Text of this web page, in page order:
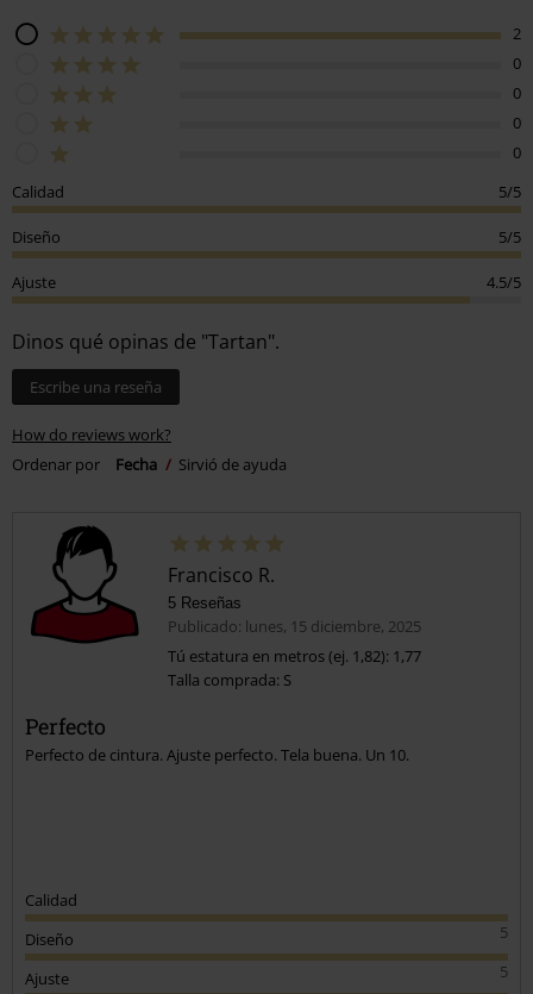
2
0
0
0
0
Calidad
5/5
Diseño 5/5
Ajuste 4.5/5
Dinos qué opinas de "Tartan".
Escribe una reseña
How do reviews work?
Ordenar por
Fecha Sirvió de ayuda
Francisco R.
5 Reseñas
Publicado: lunes, 15 diciembre, 2025
Tú estatura en metros (ej. 1,82): 1,77
Talla comprada: S
Perfecto
Perfecto de cintura. Ajuste perfecto. Tela buena. Un 10.
Calidad
5
Diseño
5
Ajuste